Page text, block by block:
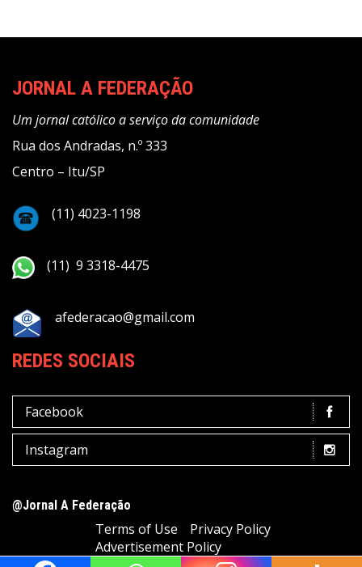
JORNAL A FEDERAÇÃO
Um jornal católico a serviço da comunidade
Rua dos Andradas, n.º 333
Centro – Itu/SP
(11) 4023-1198
(11) 9 3318-4475
afederacao@gmail.com
REDES SOCIAIS
Facebook
Instagram
@Jornal A Federação
Terms of Use
Privacy Policy
Advertisement Policy